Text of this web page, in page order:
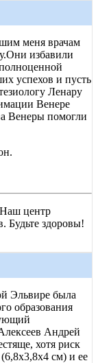
меня врачам
избавили
успехов и пусть
Ленару
Венере
Венеры помогли
Наш центр
Будьте здоровы!
Эльвире была
образования
Андрей
хотя риск
см) и ее